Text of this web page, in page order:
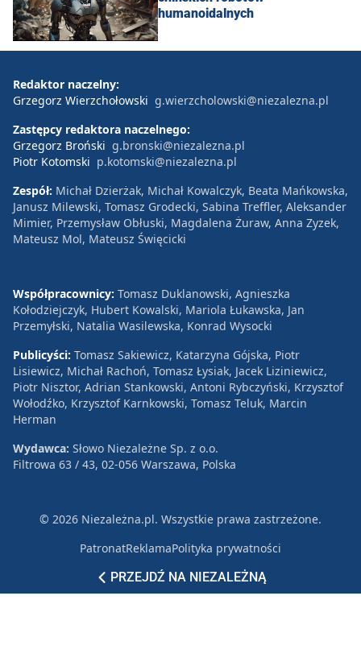
humanoidalnych
PRZEJDŹ NA NIEZALEŻNĄ
Redaktor naczelny:
Grzegorz Wierzchołowski g.wierzcholowski@niezalezna.pl
Zastępcy redaktora naczelnego:
Grzegorz Broński g.bronski@niezalezna.pl
Piotr Kotomski p.kotomski@niezalezna.pl
Zespół: Michał Dzierżak, Michał Kowalczyk, Beata Mańkowska,
Janusz Milewski, Tomasz Grodecki, Sabina Treffler, Aleksander
Mimier, Przemysław Obłuski, Magdalena Żuraw, Anna Zyzek,
Mateusz Mol, Mateusz Święcicki
Współpracownicy: Tomasz Duklanowski, Agnieszka
Kołodziejczyk, Hubert Kowalski, Mariola Łukawska, Jan
Przemyłski, Natalia Wasilewska, Konrad Wysocki
Publicyści: Tomasz Sakiewicz, Katarzyna Gójska, Piotr
Lisiewicz, Michał Rachoń, Tomasz Łysiak, Jacek Liziniewicz,
Piotr Nisztor, Adrian Stankowski, Antoni Rybczyński, Krzysztof
Wołodźko, Krzysztof Karnkowski, Tomasz Teluk, Marcin
Herman
Wydawca: Słowo Niezależne Sp. z o.o.
Filtrowa 63 / 43, 02-056 Warszawa, Polska
© 2026 Niezależna.pl. Wszystkie prawa zastrzeżone.
PatronatReklamaPolityka prywatności